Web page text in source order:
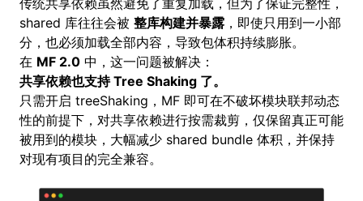
传统共享依赖虽然避免了重复加载，但为了保证完整性，
shared 库往往会被 整库构建并暴露 ，即使只用到一小部
分，也必须加载全部内容，导致包体积持续膨胀。
在 MF 2.0 中，这一问题被解决：
共享依赖也支持 Tree Shaking 了。
只需开启 treeShaking，MF 即可在不破坏模块联邦动态
性的前提下，对共享依赖进行按需裁剪，仅保留真正可能
被用到的模块，大幅减少 shared bundle 体积，并保持
对现有项目的完全兼容。